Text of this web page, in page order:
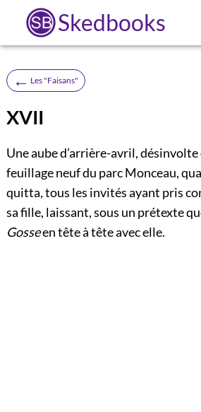
Skedbooks
← Les "Faisans"
XVII
Une aube d’arrière-avril,
feuillage neuf du parc Monceau,
quitta, tous les invités ayant pris
sa fille, laissant, sous un prétexte
Gosseen tête à tête avec elle.